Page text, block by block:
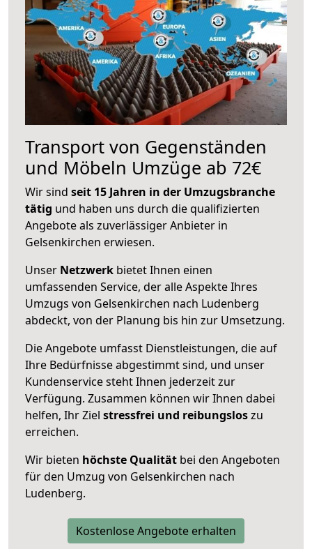
Transport von Gegenständen
und Möbeln Umzüge ab 72€
Wir sind seit 15 Jahren in der Umzugsbranche
tätig und haben uns durch die qualifizierten
Angebote als zuverlässiger Anbieter in
Gelsenkirchen erwiesen.
Unser Netzwerk bietet Ihnen einen
umfassenden Service, der alle Aspekte Ihres
Umzugs von Gelsenkirchen nach Ludenberg
abdeckt, von der Planung bis hin zur Umsetzung.
Die Angebote umfasst Dienstleistungen, die auf
Ihre Bedürfnisse abgestimmt sind, und unser
Kundenservice steht Ihnen jederzeit zur
Verfügung. Zusammen können wir Ihnen dabei
helfen, Ihr Ziel stressfrei und reibungsloszu
erreichen.
Wir bieten höchste Qualität bei den Angeboten
für den Umzug von Gelsenkirchen nach
Ludenberg.
Kostenlose Angebote erhalten